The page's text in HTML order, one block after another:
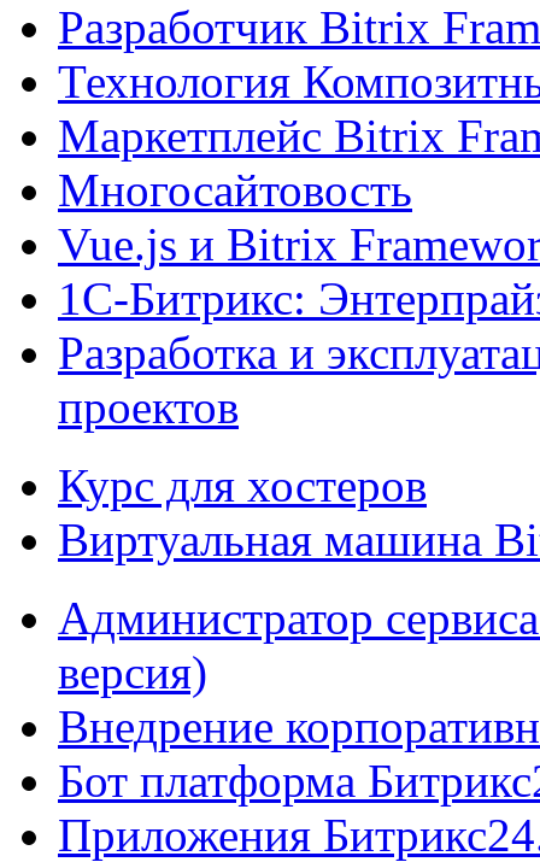
Разработчик Bitrix
Технология
Маркетплейс Bitrix
Многосайтовость
Vue.js и Bitrix
1С-Битрикс:
Разработка и
проектов
Курс для хостеров
Виртуальная машина
Администратор
версия)
Внедрение
Бот платформа
Приложения